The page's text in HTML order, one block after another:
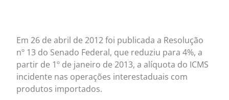
Em 26 de abril de 2012 foi publicada a Resolução
nº 13 do Senado Federal, que reduziu para 4%, a
partir de 1º de janeiro de 2013, a alíquota do ICMS
incidente nas operações interestaduais com
produtos importados.